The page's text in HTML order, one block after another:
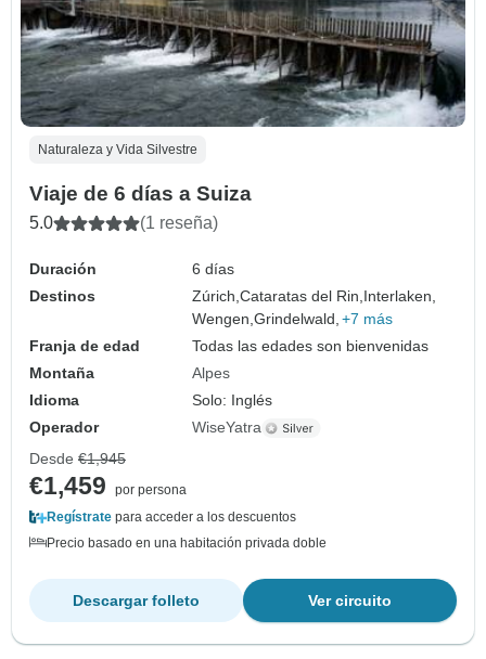
Naturaleza y Vida Silvestre
Viaje de 6 días a Suiza
5.0 (1 reseña)
Duración
6 días
Destinos
Zúrich,Cataratas del Rin, Interlaken,
Wengen,Grindelwald, +7 más
Franja de edad
Todas las edades son bienvenidas
Montaña
Alpes
Idioma
Solo: Inglés
Operador
WiseYatra
Desde €1,945
€1,459
por persona
Regístrate para acceder a los descuentos
Precio basado en una habitación privada doble
Ver circuito
Descargar folleto